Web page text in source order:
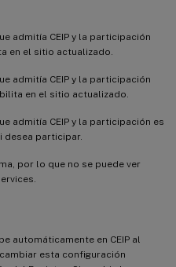
admitía CEIP y la participación
en el sitio actualizado.
admitía CEIP y la participación
en el sitio actualizado.
admitía CEIP y la participación es
desea participar.
por lo que no se puede ver
automáticamente en CEIP al
esta configuración